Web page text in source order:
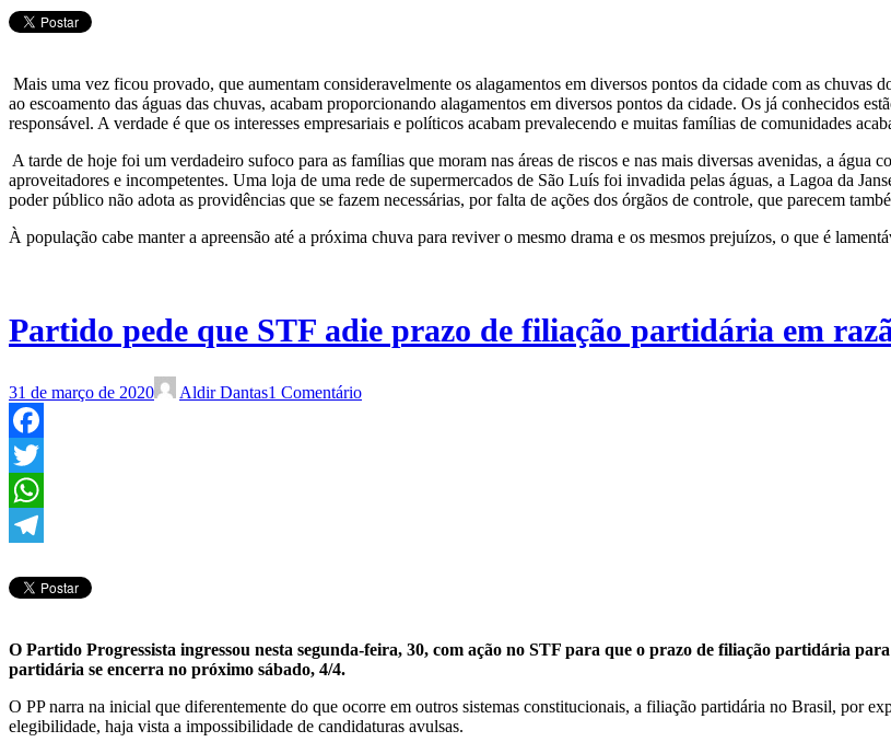
Mais uma vez ficou provado, que aumentam consideravelmente os alagamentos em diversos pontos da cidade com as chuvas
ao escoamento das águas das chuvas, acabam proporcionando alagamentos em diversos pontos da cidade. Os já conhecidos
responsável. A verdade é que os interesses empresariais e políticos acabam prevalecendo e muitas famílias de comunidades
A tarde de hoje foi um verdadeiro sufoco para as famílias que moram nas áreas de riscos e nas mais diversas avenidas, a água
aproveitadores e incompetentes. Uma loja de uma rede de supermercados de São Luís foi invadida pelas águas, a Lagoa da
poder público não adota as providências que se fazem necessárias, por falta de ações dos órgãos de controle, que parecem
À população cabe manter a apreensão até a próxima chuva para reviver o mesmo drama e os mesmos prejuízos, o que é
Partido pede que STF adie prazo de filiação partidária em
31 de março de 2020 Aldir Dantas1 Comentário
Facebook
Twitter
WhatsApp
O Partido Progressista ingressou nesta segunda-feira, 30, com ação no STF para que o prazo de filiação partidária
partidária se encerra no próximo sábado, 4/4.
O PP narra na inicial que diferentemente do que ocorre em outros sistemas constitucionais, a filiação partidária no Brasil, por
elegibilidade, haja vista a impossibilidade de candidaturas avulsas.